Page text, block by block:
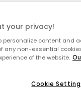
MATTORKÖKET
your privacy!
personalize content and
any non-essential
of the website.
Cookie